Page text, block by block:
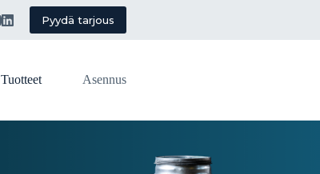
Pyydä tarjous
Tuotteet Asennus